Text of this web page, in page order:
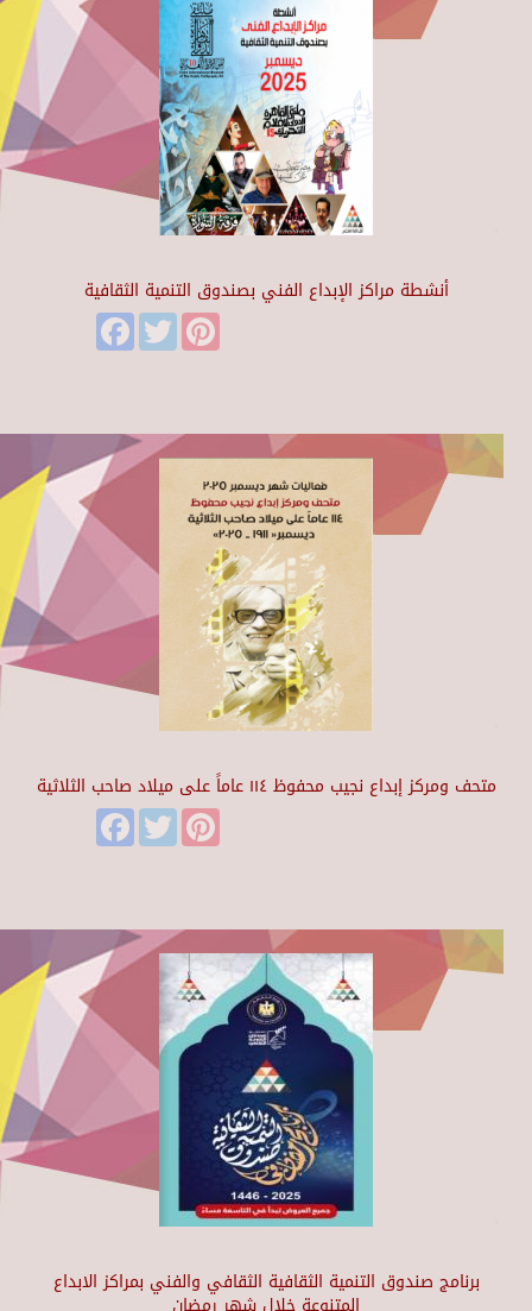
أنشطة مراكز الإبداع الفني بصندوق التنمية الثقافية
FacebookTwitter
متحف ومركز إبداع نجيب محفوظ ١١٤ عاماً على ميلاد صاحب الثلاثية
FacebookTwitter
برنامج صندوق التنمية الثقافية الثقافي والفني بمراكز الابداع